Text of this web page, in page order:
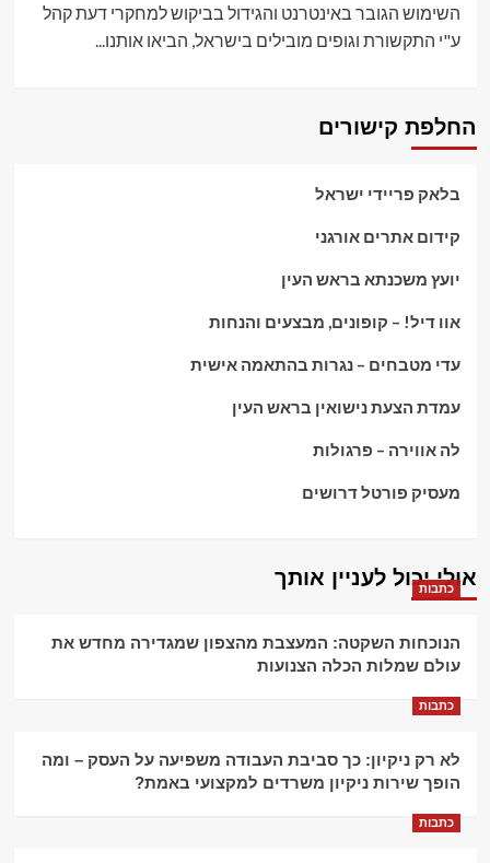
השימוש הגובר באינטרנט והגידול בביקוש למחקרי דעת קהל
ע"י התקשורת וגופים מובילים בישראל, הביאו אותנו...
החלפת קישורים
בלאק פריידי ישראל
קידום אתרים אורגני
יועץ משכנתא בראש העין
אוו דיל! – קופונים, מבצעים והנחות
עדי מטבחים – נגרות בהתאמה אישית
עמדת הצעת נישואין בראש העין
לה אווירה – פרגולות
מעסיק פורטל דרושים
אולי יכול לעניין אותך
כתבות
הנוכחות השקטה: המעצבת מהצפון שמגדירה מחדש את
עולם שמלות הכלה הצנועות
כתבות
לא רק ניקיון: כך סביבת העבודה משפיעה על העסק – ומה
הופך שירות ניקיון משרדים למקצועי באמת?
כתבות